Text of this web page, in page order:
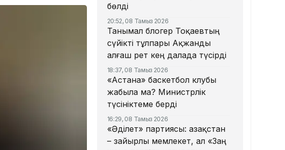
бөлді
20:52, 08 Тамыз 2026
Танымал блогер Тоқаевтың
сүйікті тұлпары Ақжанды
алғаш рет кең далада түсірді
18:37, 08 Тамыз 2026
«Астана» баскетбол клубы
жабыла ма? Министрлік
түсініктеме берді
16:29, 08 Тамыз 2026
«Әділет» партиясы: Қазақстан
– зайырлы мемлекет, ал «Заң